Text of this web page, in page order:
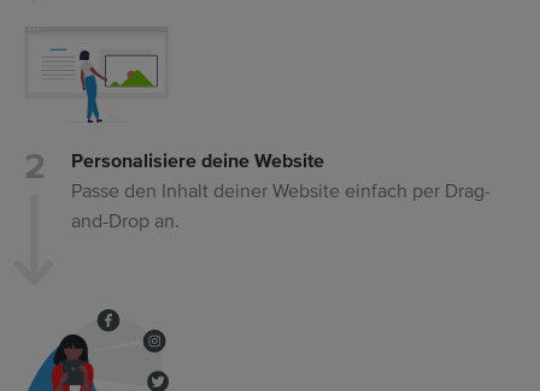
Personalisiere deine Website
Passe den Inhalt deiner Website einfach per Drag-
and-Drop an.